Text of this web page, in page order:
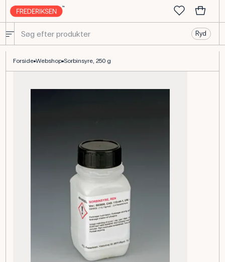
Ryd
Forside Webshop Sorbinsyre, 250 g